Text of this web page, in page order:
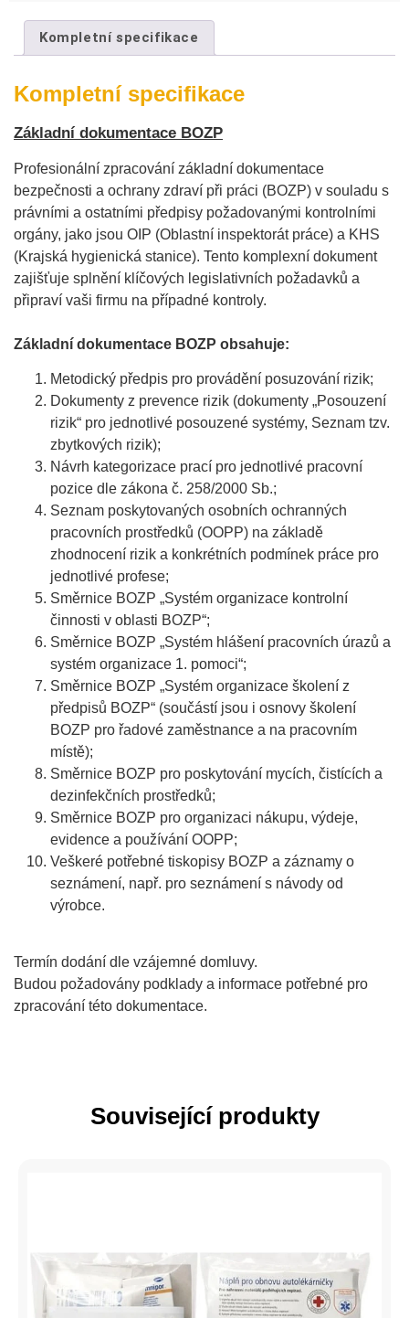
Kompletní specifikace
Kompletní specifikace
Základní dokumentace BOZP
Profesionální zpracování základní dokumentace
bezpečnosti a ochrany zdraví při práci (BOZP) v souladu s
právními a ostatními předpisy požadovanými kontrolními
orgány, jako jsou OIP (Oblastní inspektorát práce) a KHS
(Krajská hygienická stanice). Tento komplexní dokument
zajišťuje splnění klíčových legislativních požadavků a
připraví vaši firmu na případné kontroly.
Základní dokumentace BOZP obsahuje:
Metodický předpis pro provádění posuzování rizik;
Dokumenty z prevence rizik (dokumenty „Posouzení
rizik“ pro jednotlivé posouzené systémy, Seznam tzv.
zbytkových rizik);
Návrh kategorizace prací pro jednotlivé pracovní
pozice dle zákona č. 258/2000 Sb.;
Seznam poskytovaných osobních ochranných
pracovních prostředků (OOPP) na základě
zhodnocení rizik a konkrétních podmínek práce pro
jednotlivé profese;
Směrnice BOZP „Systém organizace kontrolní
činnosti v oblasti BOZP“;
Směrnice BOZP „Systém hlášení pracovních úrazů a
systém organizace 1. pomoci“;
Směrnice BOZP „Systém organizace školení z
předpisů BOZP“ (součástí jsou i osnovy školení
BOZP pro řadové zaměstnance a na pracovním
místě);
Směrnice BOZP pro poskytování mycích, čistících a
dezinfekčních prostředků;
Směrnice BOZP pro organizaci nákupu, výdeje,
evidence a používání OOPP;
Veškeré potřebné tiskopisy BOZP a záznamy o
seznámení, např. pro seznámení s návody od
výrobce.
Termín dodání dle vzájemné domluvy.
Budou požadovány podklady a informace potřebné pro
zpracování této dokumentace.
Související produkty